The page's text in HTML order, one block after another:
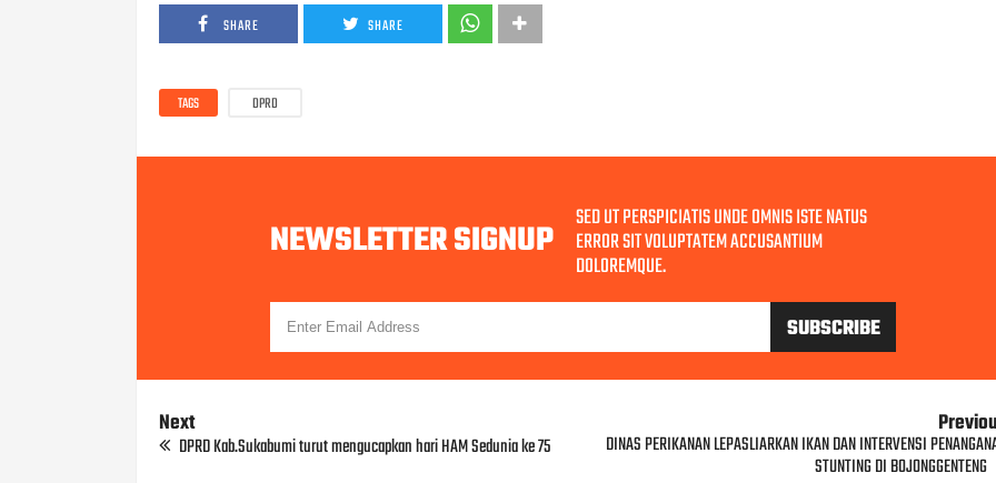
SHARE SHARE
TAGS DPRD
NEWSLETTER SIGNUP SED UT PERSPICIATIS UNDE OMNIS ISTE NATUS
ERROR SIT VOLUPTATEM ACCUSANTIUM
DOLOREMQUE.
Next
DPRD Kab.Sukabumi turut mengucapkan hari HAM Sedunia ke 75 DINAS PERIKANAN LEPASLIARKAN IKAN DAN INTERVENSI
STUNTING DI BOJONGGENTENG